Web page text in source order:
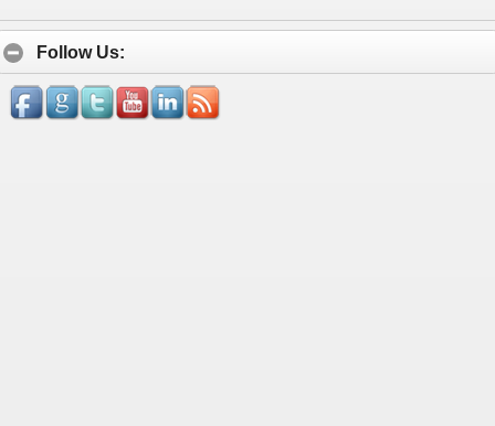
Follow Us: